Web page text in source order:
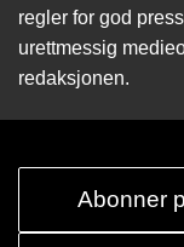
regler for god
urettmessig
redaksjonen.
Abonner